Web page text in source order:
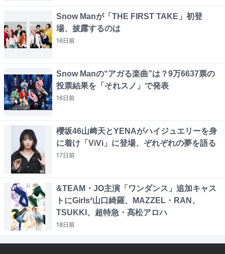
Snow Manが「THE FIRST TAKE」初登
場、披露するのは
16日前
Snow Manの“アガる楽曲”は？9万6637票の
投票結果を「それスノ」で発表
16日前
櫻坂46山﨑天とYENAがハイジュエリーを身
に着け「ViVi」に登場、ぞれぞれの夢を語る
17日前
&TEAM・JO主演「ワンダンス」追加キャス
トにGirls²山口綺羅、MAZZEL・RAN、
TSUKKI、超特急・髙松アロハ
18日前